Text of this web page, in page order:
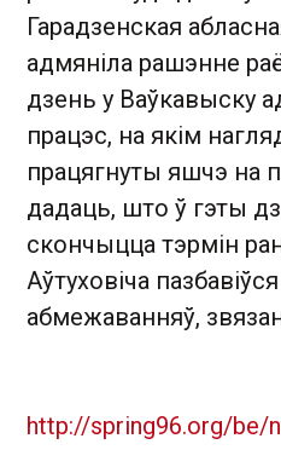
Гарадзенская
адмяніла рашэнне
дзень у Ваўкавыску
працэс, на якім
працягнуты яшчэ на
дадаць, што ў гэты
скончыцца тэрмін
Аўтуховіча пазбавіўся
абмежаванняў,
http://spring96.org/be/